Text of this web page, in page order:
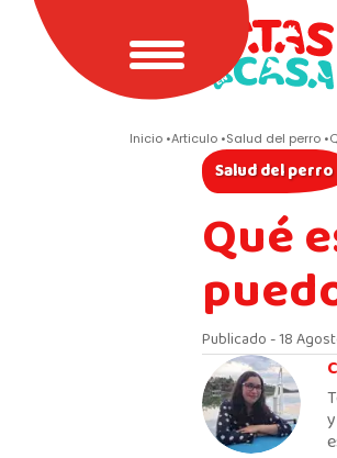
Inicio Articulo Salud del perro
Salud del perro
Qué
Publicado - 18